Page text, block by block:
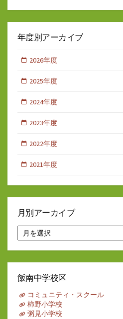
年度別アーカイブ
2026年度
2025年度
2024年度
2023年度
2022年度
2021年度
月別アーカイブ
別
ア
イ
飯南中学校区
コミュニティ・スクール
柿野小学校
粥見小学校